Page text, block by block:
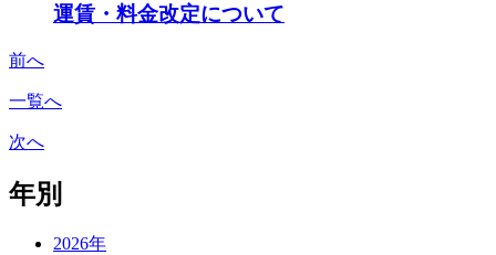
運賃・料金改定について
前へ
一覧へ
次へ
年別
2026年